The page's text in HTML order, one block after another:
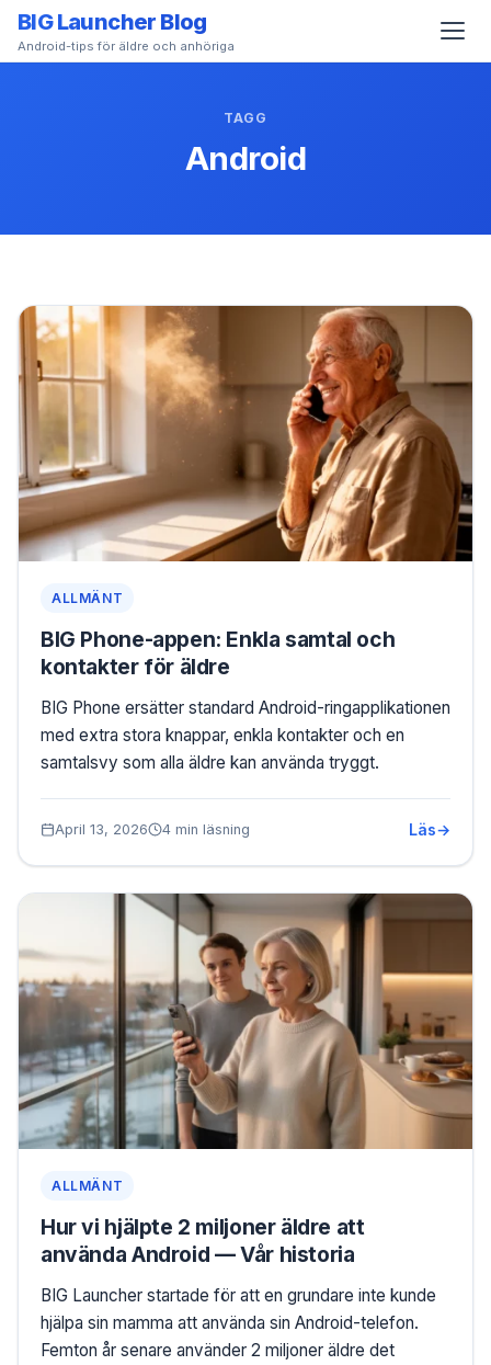
BIG Launcher Blog
Android-tips för äldre och anhöriga
TAGG
Android
ALLMÄNT
BIG Phone-appen: Enkla samtal och
kontakter för äldre
BIG Phone ersätter standard Android-ringapplikationen
med extra stora knappar, enkla kontakter och en
samtalsvy som alla äldre kan använda tryggt.
April 13, 2026 4 min läsning Läs
ALLMÄNT
Hur vi hjälpte 2 miljoner äldre att
använda Android — Vår historia
BIG Launcher startade för att en grundare inte kunde
hjälpa sin mamma att använda sin Android-telefon.
Femton år senare använder 2 miljoner äldre det